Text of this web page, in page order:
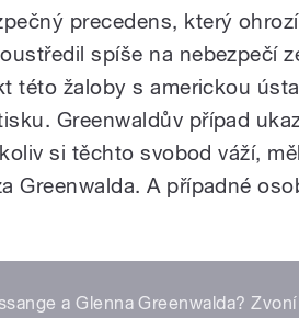
precedens, který
spíše na nebezpečí
této žaloby s americkou
Greenwaldův případ
si těchto svobod váží,
Greenwalda. A případné
a Glenna Greenwalda?